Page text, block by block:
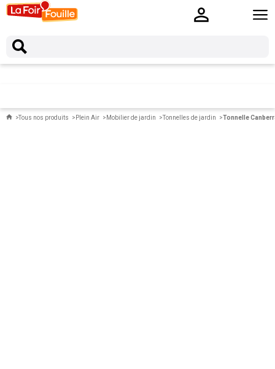
Tous nos produits Plein Air Mobilier de jardin Tonnelles de jardin Tonnelle